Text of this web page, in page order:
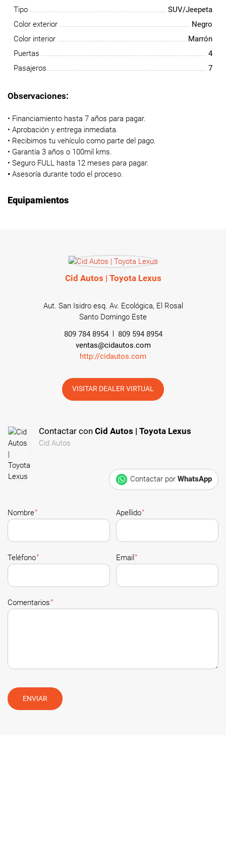
Tipo
SUV/Jeepeta
Color exterior
Negro
Color interior
Marrón
Puertas
4
Pasajeros
7
Observaciones:
• Financiamiento hasta 7 años para pagar.
• Aprobación y entrega inmediata.
• Recibimos tu vehículo como parte del pago.
• Garantía 3 años o 100mil kms.
• Seguro FULL hasta 12 meses para pagar.
• Asesoría durante todo el proceso.
Equipamientos
Cid Autos | Toyota Lexus
Aut. San Isidro esq. Av. Ecológica, El Rosal
Santo Domingo Este
809 784 8954
809 594 8954
ventas@cidautos.com
http://cidautos.com
VISITAR DEALER VIRTUAL
Contactar con Cid Autos | Toyota Lexus
Cid Autos
Contactar por WhatsApp
Nombre* Apellido*
Teléfono* Email *
Comentarios*
ENVIAR